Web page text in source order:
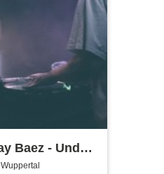
Baez - Und
lieben - Tour